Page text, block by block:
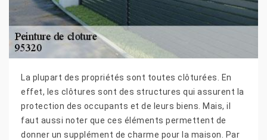
La plupart des propriétés sont toutes clôturées. En
effet, les clôtures sont des structures qui assurent la
protection des occupants et de leurs biens. Mais, il
faut aussi noter que ces éléments permettent de
donner un supplément de charme pour la maison. Par